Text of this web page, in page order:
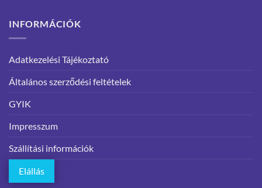
INFORMÁCIÓK
Adatkezelési Tájékoztató
Általános szerződési feltételek
GYIK
Impresszum
Szállítási információk
Elállás